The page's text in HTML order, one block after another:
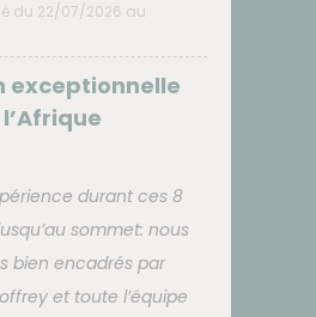
du 22/07/2026 au
exceptionnelle
durant ces 8
sommet: nous
bien encadrés par
et toute l’équipe